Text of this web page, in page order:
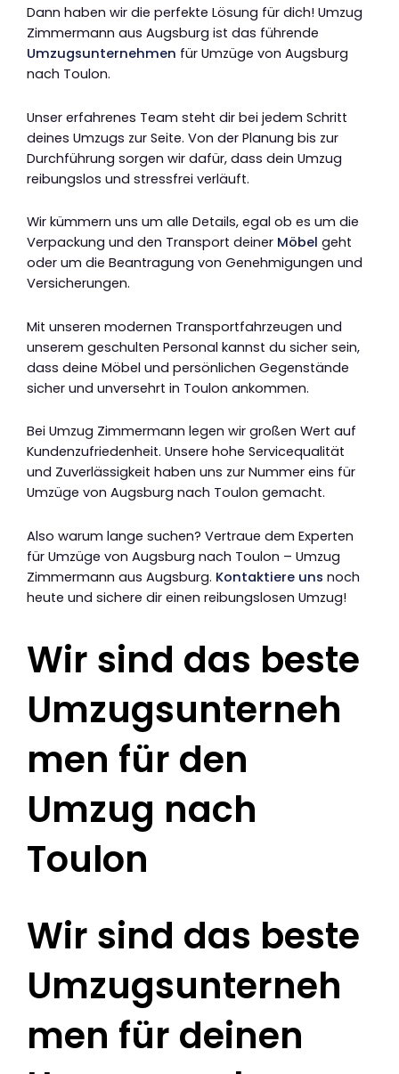
Dann haben wir die perfekte Lösung für dich! Umzug
Zimmermann aus Augsburg ist das führende
Umzugsunternehmen für Umzüge von Augsburg
nach Toulon.
Unser erfahrenes Team steht dir bei jedem Schritt
deines Umzugs zur Seite. Von der Planung bis zur
Durchführung sorgen wir dafür, dass dein Umzug
reibungslos und stressfrei verläuft.
Wir kümmern uns um alle Details, egal ob es um die
Verpackung und den Transport deiner Möbel geht
oder um die Beantragung von Genehmigungen und
Versicherungen.
Mit unseren modernen Transportfahrzeugen und
unserem geschulten Personal kannst du sicher sein,
dass deine Möbel und persönlichen Gegenstände
sicher und unversehrt in Toulon ankommen.
Bei Umzug Zimmermann legen wir großen Wert auf
Kundenzufriedenheit. Unsere hohe Servicequalität
und Zuverlässigkeit haben uns zur Nummer eins für
Umzüge von Augsburg nach Toulon gemacht.
Also warum lange suchen? Vertraue dem Experten
für Umzüge von Augsburg nach Toulon – Umzug
Zimmermann aus Augsburg. Kontaktiere uns noch
heute und sichere dir einen reibungslosen Umzug!
Wir sind das beste
Umzugsunterneh
men für den
Umzug nach
Toulon
Wir sind das beste
Umzugsunterneh
men für deinen